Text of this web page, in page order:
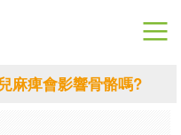
麻痺會影響骨骼嗎?